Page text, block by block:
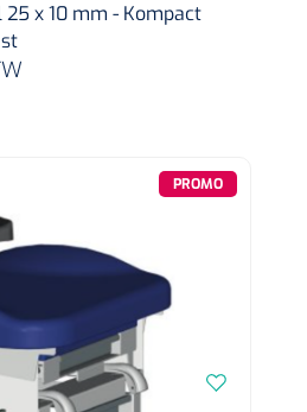
x 10 mm - Kompact
PROMO